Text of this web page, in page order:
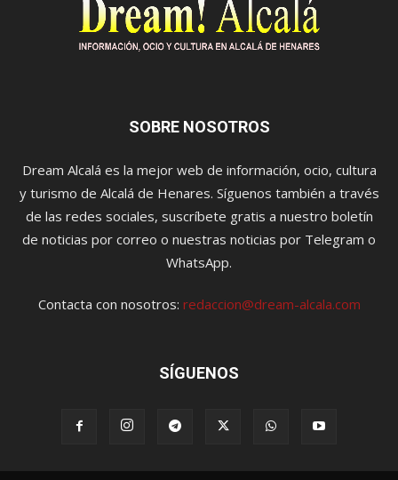
SOBRE NOSOTROS
Dream Alcalá es la mejor web de información, ocio, cultura
y turismo de Alcalá de Henares. Síguenos también a través
de las redes sociales, suscríbete gratis a nuestro boletín
de noticias por correo o nuestras noticias por Telegram o
WhatsApp.
Contacta con nosotros: redaccion@dream-alcala.com
SÍGUENOS